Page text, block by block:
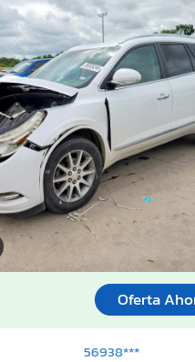
Oferta
56938***